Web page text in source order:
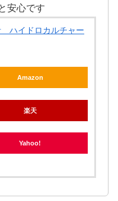
安心です
ハイドロカルチャー
Amazon
楽天
Yahoo!